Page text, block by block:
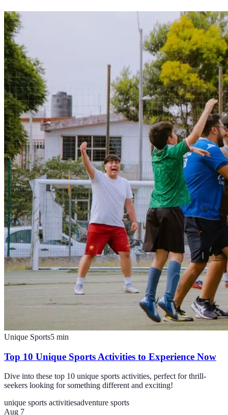
Unique Sports5 min
Top 10 Unique Sports Activities to Experience Now
Dive into these top 10 unique sports activities, perfect for thrill-
seekers looking for something different and exciting!
unique sports activitiesadventure sports
Aug 7